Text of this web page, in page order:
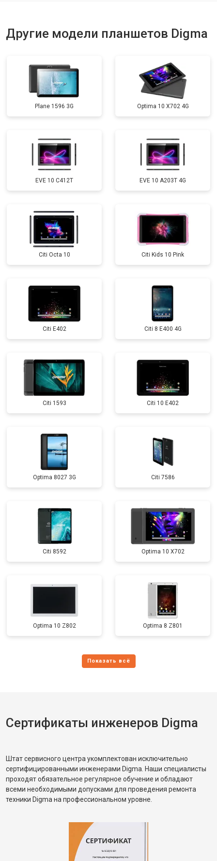
Другие модели планшетов Digma
Plane 1596 3G Optima 10 X702 4G
EVE 10 C412T EVE 10 A203T 4G
Citi Octa 10 Citi Kids 10 Pink
Citi E402 Citi 8 E400 4G
Citi 1593 Citi 10 E402
Optima 8027 3G Citi 7586
Citi 8592 Optima 10 X702
Optima 10 Z802 Optima 8 Z801
Сертификаты инженеров Digma
Штат сервисного центра укомплектован исключительно
сертифицированными инженерами Digma. Наши специалисты
проходят обязательное регулярное обучение и обладают
всеми необходимыми допусками для проведения ремонта
техники Digma на профессиональном уровне.